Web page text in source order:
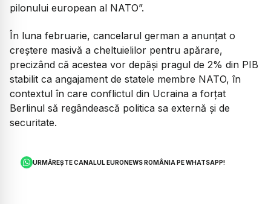
pilonului european al NATO”.
În luna februarie, cancelarul german a anunţat o
creştere masivă a cheltuielilor pentru apărare,
precizând că acestea vor depăşi pragul de 2% din PIB
stabilit ca angajament de statele membre NATO, în
contextul în care conflictul din Ucraina a forţat
Berlinul să regândească politica sa externă şi de
securitate.
URMĂREȘTE CANALUL EURONEWS ROMÂNIA PE WHATSAPP!